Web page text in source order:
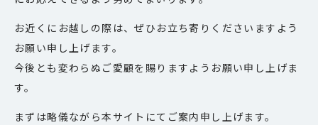
お近くにお越しの際は、ぜひお立ち寄りくださいますよう
お願い申し上げます。
今後とも変わらぬご愛顧を賜りますようお願い申し上げま
す。
まずは略儀ながら本サイトにてご案内申し上げます。